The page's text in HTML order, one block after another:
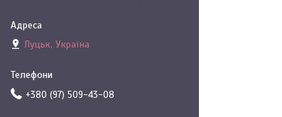
Луцьк, Україна
+380 (97) 509-43-08